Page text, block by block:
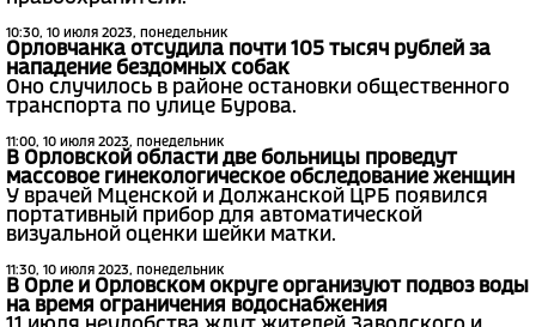
10:30, 10 июля 2023, понедельник
Орловчанка отсудила почти 105 тысяч рублей за
нападение бездомных собак
Оно случилось в районе остановки общественного
транспорта по улице Бурова.
11:00, 10 июля 2023, понедельник
В Орловской области две больницы проведут
массовое гинекологическое обследование женщин
У врачей Мценской и Должанской ЦРБ появился
портативный прибор для автоматической
визуальной оценки шейки матки.
11:30, 10 июля 2023, понедельник
В Орле и Орловском округе организуют подвоз воды
на время ограничения водоснабжения